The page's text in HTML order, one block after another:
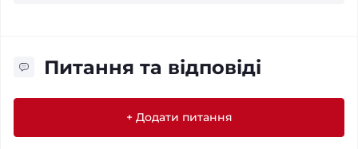
Питання та відповіді
+ Додати питання